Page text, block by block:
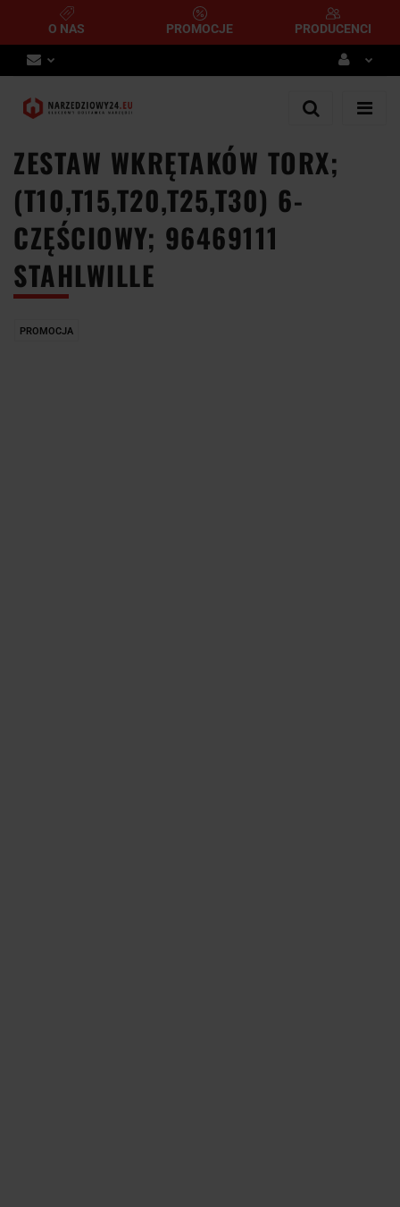
O NAS PROMOCJE PRODUCENCI
Zaloguj się
Dodaj zgłoszenie
ZESTAW WKRĘTAKÓW TORX;
(T10,T15,T20,T25,T30) 6-
CZĘŚCIOWY; 96469111
STAHLWILLE
PROMOCJA